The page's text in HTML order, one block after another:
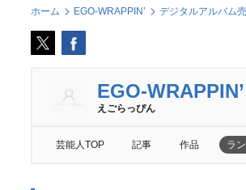
ホーム EGO-WRAPPIN’ デジタルアルバム
EGO-WRAPPIN’
えごらっぴん
芸能人TOP 記事 作品 ラ